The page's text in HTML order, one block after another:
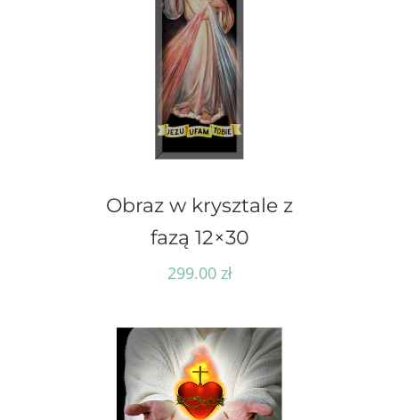
Obraz w krysztale z
fazą 12×30
299.00 zł